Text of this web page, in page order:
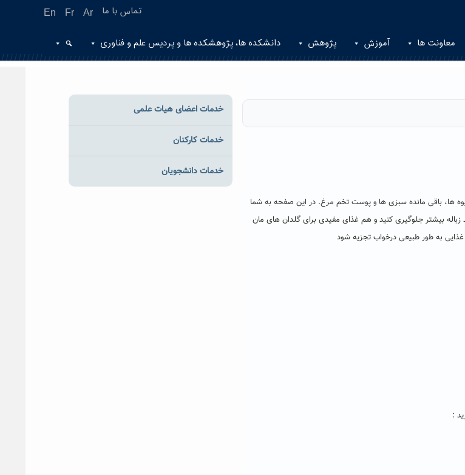
En Fr Ar تماس با ما
معاونت ها آموزش پژوهش دانشکده ها، پژوهشکده ها و پردیس علم و فناوری
ها، باقی مانده سبزی ها و پوست تخم مرغ. در این صفحه به شما
زباله بیشتر جلوگیری ‌کنید و هم غذای مفیدی برای گلدان های مان
به طور طبیعی درخواب تجزیه شود
:
خدمات اعضای هیات علمی
خدمات کارکنان
خدمات دانشجویان